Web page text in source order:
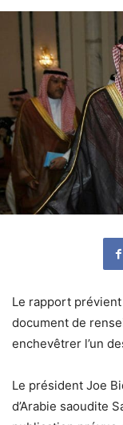
Le rapport
document de
enchevêtrer l’un
Le président Joe
d’Arabie saoudite